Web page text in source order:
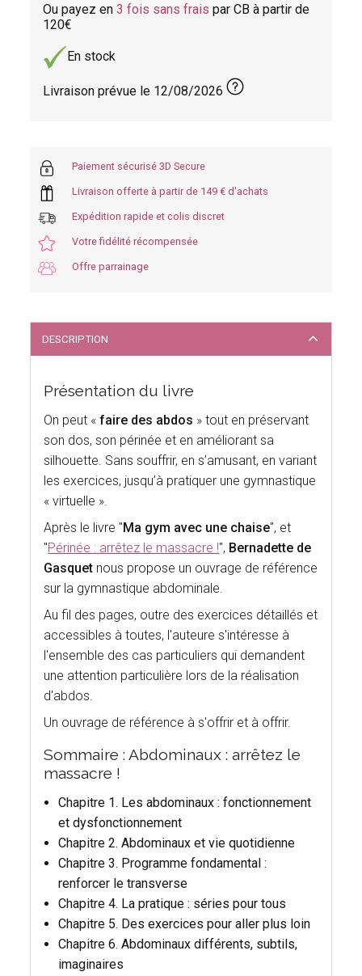
Ou payez en3 fois sans frais par CB à partir de
120
En stock
Livraison prévue le 12/08/2026
Paiement sécurisé 3D Secure
Livraison offerte à partir de 149 € d'achats
Expédition rapide et colis discret
Votre fidélité récompensée
Offre parrainage
DESCRIPTION
Présentation du livre
On peut «faire des abdos » tout en préservant
son dos, son périnée et en améliorant sa
silhouette. Sans souffrir, en s’amusant, en variant
les exercices, jusqu’à pratiquer une gymnastique
« virtuelle ».
Après le livre "Ma gym avec une chaise", et
"Périnée : arrêtez le massacre !", Bernadette de
Gasquet nous propose un ouvrage de référence
sur la gymnastique abdominale.
Au fil des pages, outre des exercices détaillés et
accessibles à toutes, l'auteure s'intéresse à
l'ensemble des cas particuliers qui demandent
une attention particulière lors de la réalisation
d'abdos.
Un ouvrage de référence à s'offrir et à offrir.
Sommaire : Abdominaux : arrêtez le
massacre !
Chapitre 1. Les abdominaux : fonctionnement
et dysfonctionnement
Chapitre 2. Abdominaux et vie quotidienne
Chapitre 3. Programme fondamental :
renforcer le transverse
Chapitre 4. La pratique : séries pour tous
Chapitre 5. Des exercices pour aller plus loin
Chapitre 6. Abdominaux différents, subtils,
imaginaires